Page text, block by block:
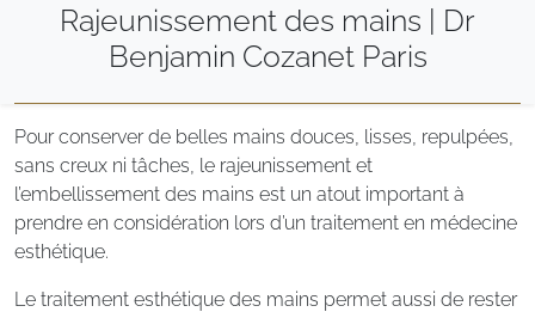
Rajeunissement des mains | Dr
Benjamin Cozanet Paris
Pour conserver de belles mains douces, lisses, repulpées,
sans creux ni tâches, le rajeunissement et
l’embellissement des mains est un atout important à
prendre en considération lors d’un traitement en médecine
esthétique.
Le traitement esthétique des mains permet aussi de rester